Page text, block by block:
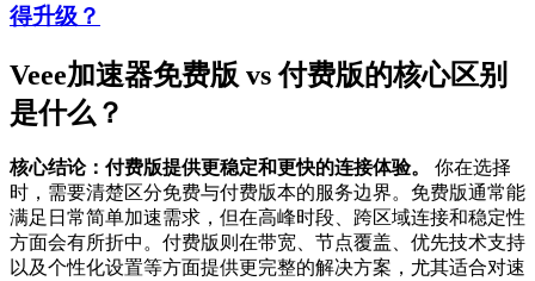
得升级？
Veee加速器免费版 vs 付费版的核心区别
是什么？
核心结论：付费版提供更稳定和更快的连接体验。
你在选择
时，需要清楚区分免费与付费版本的服务边界。免费版通常能
满足日常简单加速需求，但在高峰时段、跨区域连接和稳定性
方面会有所折中。付费版则在带宽、节点覆盖、优先技术支持
以及个性化设置等方面提供更完整的解决方案，尤其适合对速